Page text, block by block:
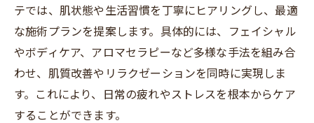
テでは、肌状態や生活習慣を丁寧にヒアリングし、最適
な施術プランを提案します。具体的には、フェイシャル
やボディケア、アロマセラピーなど多様な手法を組み合
わせ、肌質改善やリラクゼーションを同時に実現しま
す。これにより、日常の疲れやストレスを根本からケア
することができます。